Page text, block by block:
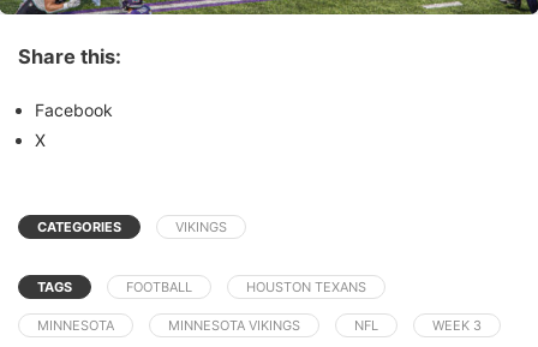
Share this:
Facebook
X
CATEGORIES VIKINGS
TAGS FOOTBALL HOUSTON TEXANS
MINNESOTA MINNESOTA VIKINGS NFL WEEK 3